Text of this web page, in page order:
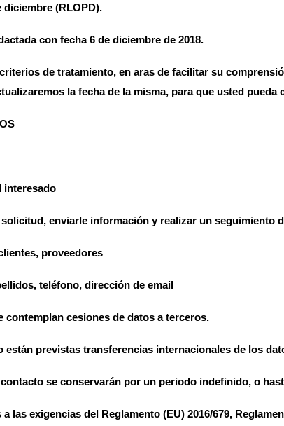
diciembre (RLOPD).
con fecha 6 de diciembre de 2018.
de tratamiento, en aras de facilitar su
la fecha de la misma, para que usted pueda
interesado
enviarle información y realizar un seguimiento
proveedores
teléfono, dirección de email
contemplan cesiones de datos a terceros.
están previstas transferencias internacionales de los
se conservarán por un periodo indefinido, o
a las exigencias del Reglamento (EU) 2016/679,